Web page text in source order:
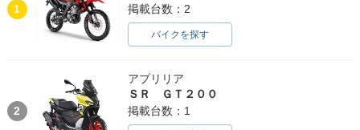
1
掲載台数：2
バイクを探す
2
アプリリア
ＳＲ ＧＴ２００
掲載台数：1